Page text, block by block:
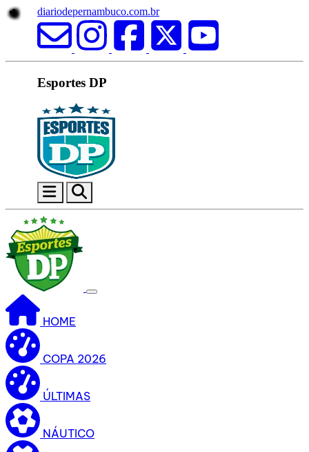
diariodepernambuco.com.br
Esportes DP
HOME
COPA 2026
ÚLTIMAS
NÁUTICO